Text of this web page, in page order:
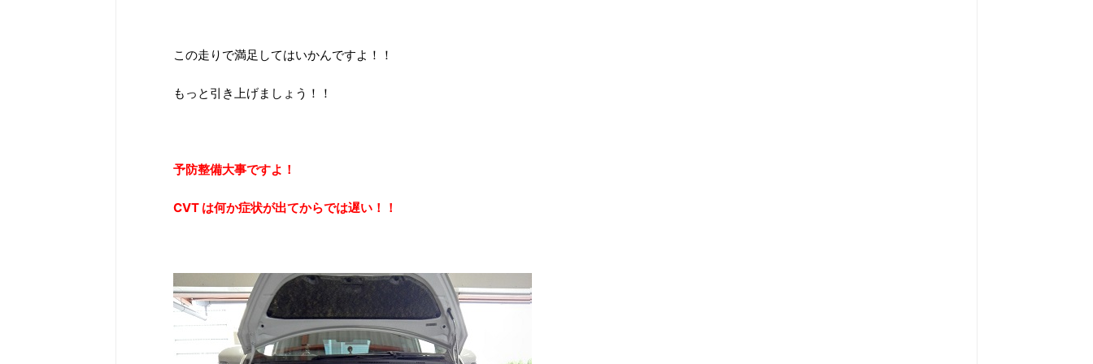
この走りで満足してはいかんですよ！！
もっと引き上げましょう！！
予防整備大事ですよ！
CVT は何か症状が出てからでは遅い！！